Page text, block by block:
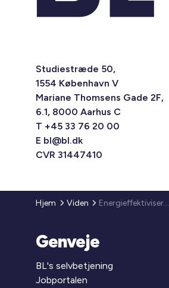
Studiestræde 50,
1554 København V
Mariane Thomsens Gade 2F,
6.1, 8000 Aarhus C
T +45 33 76 20 00
E bl@bl.dk
CVR 31447410
Hjem Viden Energieffektivisering i det offentlige – høring af bekendtgørelse
Genveje
BL's selvbetjening
Jobportalen